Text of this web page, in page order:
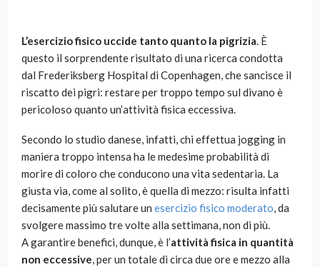
L’esercizio fisico uccide tanto quanto la pigrizia. È
questo il sorprendente risultato di una ricerca condotta
dal Frederiksberg Hospital di Copenhagen, che sancisce il
riscatto dei pigri: restare per troppo tempo sul divano è
pericoloso quanto un’attività fisica eccessiva.
Secondo lo studio danese, infatti, chi effettua jogging in
maniera troppo intensa ha le medesime probabilità di
morire di coloro che conducono una vita sedentaria. La
giusta via, come al solito, è quella di mezzo: risulta infatti
decisamente più salutare un esercizio fisico moderato, da
svolgere massimo tre volte alla settimana, non di più.
A garantire benefici, dunque, è l’attività fisica in quantità
non eccessive, per un totale di circa due ore e mezzo alla